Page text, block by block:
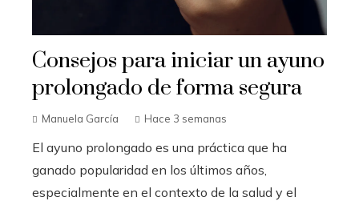
Consejos para iniciar un ayuno
prolongado de forma segura
Manuela García Hace 3 semanas
El ayuno prolongado es una práctica que ha
ganado popularidad en los últimos años,
especialmente en el contexto de la salud y el